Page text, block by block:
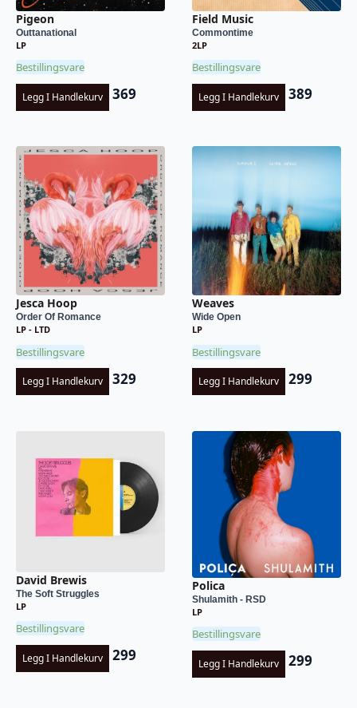
Pigeon
Outtanational
LP
Bestillingsvare
Legg I Handlekurv 369
Field Music
Commontime
2LP
Bestillingsvare
Legg I Handlekurv 389
Jesca Hoop
Order Of Romance
LP - LTD
Bestillingsvare
Legg I Handlekurv 329
Weaves
Wide Open
LP
Bestillingsvare
Legg I Handlekurv 299
David Brewis
The Soft Struggles
LP
Bestillingsvare
Legg I Handlekurv 299
Polica
Shulamith - RSD
LP
Bestillingsvare
Legg I Handlekurv 299